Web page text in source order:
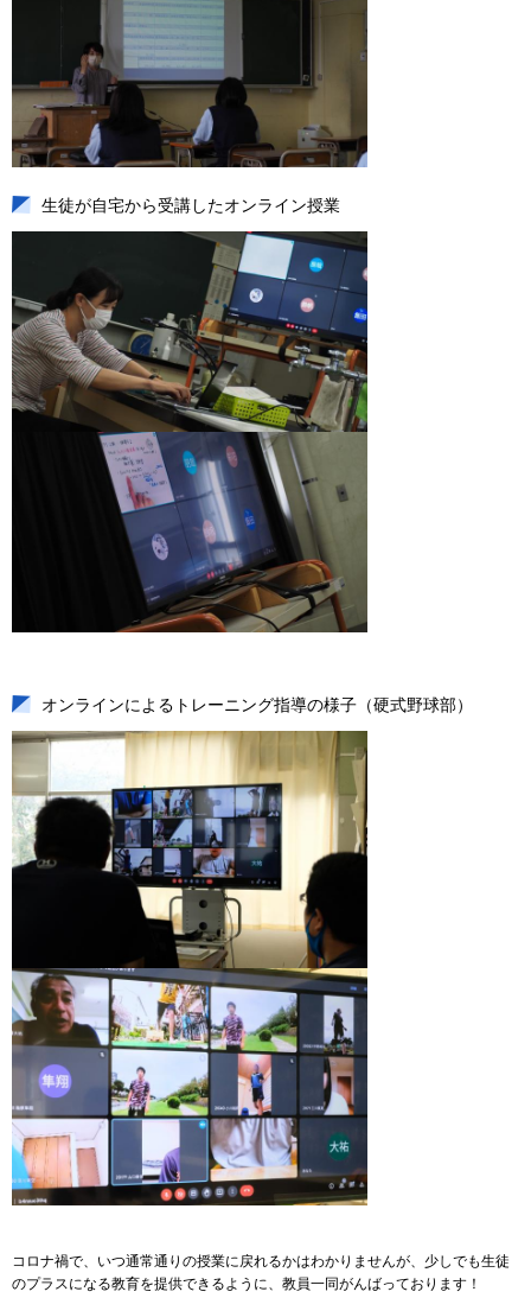
生徒が自宅から受講したオンライン授業
オンラインによるトレーニング指導の様子（硬式野球部）
コロナ禍で、いつ通常通りの授業に戻れるかはわかりませんが、少しでも生徒
のプラスになる教育を提供できるように、教員一同がんばっております！